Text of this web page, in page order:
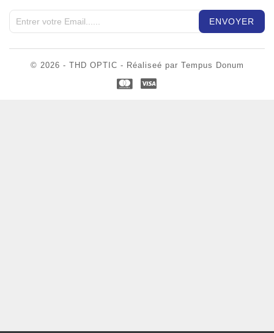
© 2026 - THD OPTIC - Réaliseé par Tempus Donum